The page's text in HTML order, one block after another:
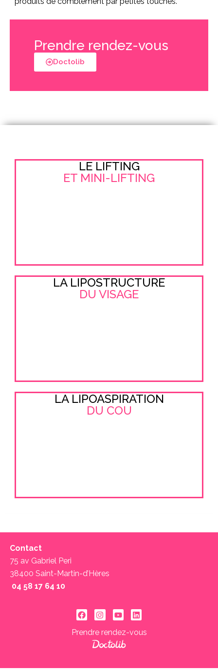
Prendre rendez-vous
Doctolib
LE LIFTING
ET MINI-LIFTING
LA LIPOSTRUCTURE
DU VISAGE
LA LIPOASPIRATION
DU COU
Contact
75 av Gabriel Peri
38400 Saint-Martin-d’Hères
04 58 17 64 10 ‬
Prendre rendez-vous